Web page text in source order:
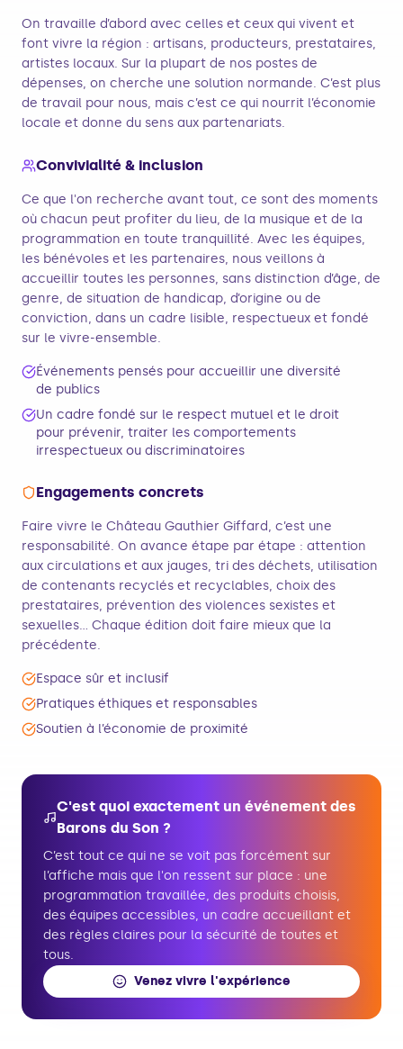
On travaille d’abord avec celles et ceux qui vivent et
font vivre la région : artisans, producteurs, prestataires,
artistes locaux. Sur la plupart de nos postes de
dépenses, on cherche une solution normande. C’est plus
de travail pour nous, mais c’est ce qui nourrit l’économie
locale et donne du sens aux partenariats.
Convivialité & inclusion
Ce que l'on recherche avant tout, ce sont des moments
où chacun peut profiter du lieu, de la musique et de la
programmation en toute tranquillité. Avec les équipes,
les bénévoles et les partenaires, nous veillons à
accueillir toutes les personnes, sans distinction d’âge, de
genre, de situation de handicap, d’origine ou de
conviction, dans un cadre lisible, respectueux et fondé
sur le vivre-ensemble.
Événements pensés pour accueillir une diversité
de publics
Un cadre fondé sur le respect mutuel et le droit
pour prévenir, traiter les comportements
irrespectueux ou discriminatoires
Engagements concrets
Faire vivre le Château Gauthier Giffard, c’est une
responsabilité. On avance étape par étape : attention
aux circulations et aux jauges, tri des déchets, utilisation
de contenants recyclés et recyclables, choix des
prestataires, prévention des violences sexistes et
sexuelles… Chaque édition doit faire mieux que la
précédente.
Espace sûr et inclusif
Pratiques éthiques et responsables
Soutien à l’économie de proximité
C'est quoi exactement un événement des
Barons du Son ?
C’est tout ce qui ne se voit pas forcément sur
l’affiche mais que l'on ressent sur place : une
programmation travaillée, des produits choisis,
des équipes accessibles, un cadre accueillant et
des règles claires pour la sécurité de toutes et
tous.
Venez vivre l'expérience